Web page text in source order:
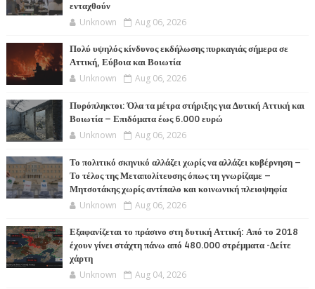
ενταχθούν
Unknown Aug 06, 2026
Πολύ υψηλός κίνδυνος εκδήλωσης πυρκαγιάς σήμερα σε
Αττική, Εύβοια και Βοιωτία
Unknown Aug 06, 2026
Πυρόπληκτοι: Όλα τα μέτρα στήριξης για Δυτική Αττική και
Βοιωτία – Επιδόματα έως 6.000 ευρώ
Unknown Aug 06, 2026
Το πολιτικό σκηνικό αλλάζει χωρίς να αλλάζει κυβέρνηση –
Το τέλος της Μεταπολίτευσης όπως τη γνωρίζαμε –
Μητσοτάκης χωρίς αντίπαλο και κοινωνική πλειοψηφία
Unknown Aug 06, 2026
Εξαφανίζεται το πράσινο στη δυτική Αττική: Από το 2018
έχουν γίνει στάχτη πάνω από 480.000 στρέμματα -Δείτε
χάρτη
Unknown Aug 04, 2026